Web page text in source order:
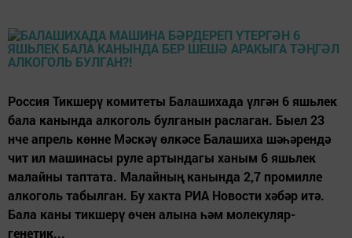
Россия Тикшерү комитеты Балашихада үлгән 6 яшьлек
бала канында алкоголь булганын раслаган. Быел 23
нче апрель көнне Мәскәү өлкәсе Балашиха шәһәрендә
чит ил машинасы руле артындагы ханым 6 яшьлек
малайны таптата. Малайның канында 2,7 промилле
алкоголь табылган. Бу хакта РИА Новости хәбәр итә.
Бала каны тикшерү өчен алына һәм молекуляр-
генетик...